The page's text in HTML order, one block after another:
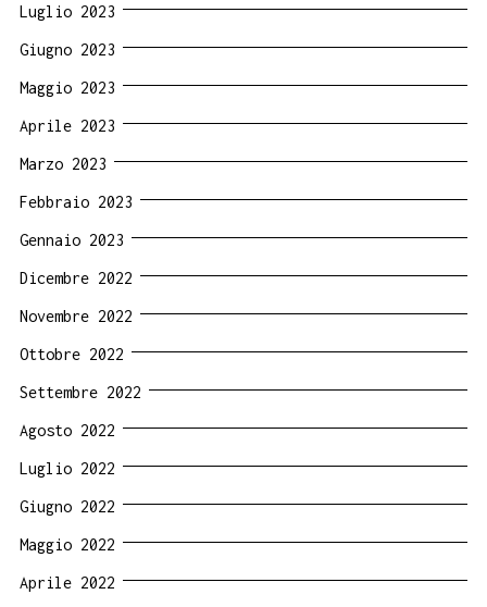
Luglio 2023
Giugno 2023
Maggio 2023
Aprile 2023
Marzo 2023
Febbraio 2023
Gennaio 2023
Dicembre 2022
Novembre 2022
Ottobre 2022
Settembre 2022
Agosto 2022
Luglio 2022
Giugno 2022
Maggio 2022
Aprile 2022